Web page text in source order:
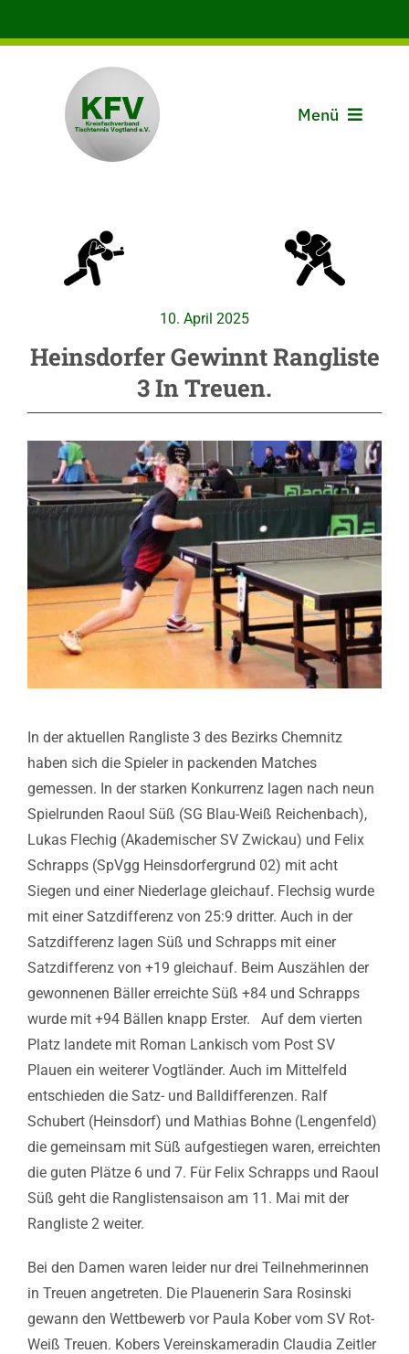
Inhalt
Menü
Spielbetrieb
10. April 2025
Heinsdorfer Gewinnt Rangliste
3 In Treuen.
In der aktuellen Rangliste 3 des Bezirks Chemnitz
haben sich die Spieler in packenden Matches
gemessen. In der starken Konkurrenz lagen nach neun
Spielrunden Raoul Süß (SG Blau-Weiß Reichenbach),
Lukas Flechig (Akademischer SV Zwickau) und Felix
Schrapps (SpVgg Heinsdorfergrund 02) mit acht
Siegen und einer Niederlage gleichauf. Flechsig wurde
mit einer Satzdifferenz von 25:9 dritter. Auch in der
Satzdifferenz lagen Süß und Schrapps mit einer
Satzdifferenz von +19 gleichauf. Beim Auszählen der
gewonnenen Bäller erreichte Süß +84 und Schrapps
wurde mit +94 Bällen knapp Erster.
Auf dem vierten
Platz landete mit Roman Lankisch vom Post SV
Plauen ein weiterer Vogtländer. Auch im Mittelfeld
entschieden die Satz- und Balldifferenzen. Ralf
Schubert (Heinsdorf) und Mathias Bohne (Lengenfeld)
die gemeinsam mit Süß aufgestiegen waren, erreichten
die guten Plätze 6 und 7. Für Felix Schrapps und Raoul
Süß geht die Ranglistensaison am 11. Mai mit der
Rangliste 2 weiter.
Bei den Damen waren leider nur drei Teilnehmerinnen
in Treuen angetreten. Die Plauenerin Sara Rosinski
gewann den Wettbewerb vor Paula Kober vom SV Rot-
Weiß Treuen. Kobers Vereinskameradin Claudia Zeitler